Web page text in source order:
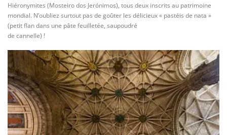
Hiéronymites (Mosteiro dos Jerónimos), tous deux inscrits au patrimoine
mondial. N’oubliez surtout pas de goûter les délicieux « pastéis de nata »
(petit flan dans une pâte feuilletée, saupoudré
de cannelle) !